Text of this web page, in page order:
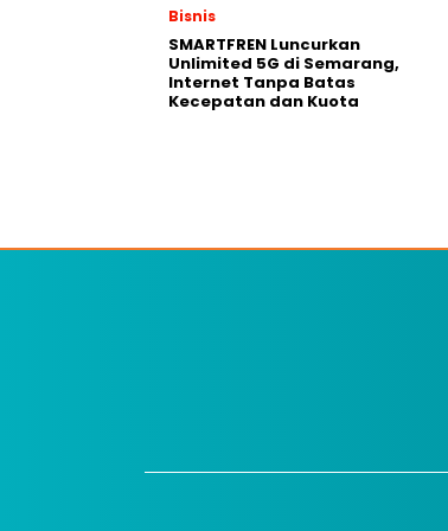
Bisnis
SMARTFREN Luncurkan
Unlimited 5G di Semarang,
Internet Tanpa Batas
Kecepatan dan Kuota